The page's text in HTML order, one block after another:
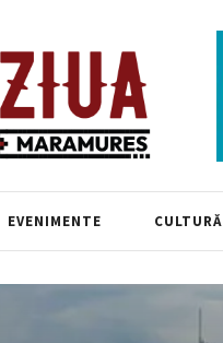
EVENIMENTE CULTURĂ